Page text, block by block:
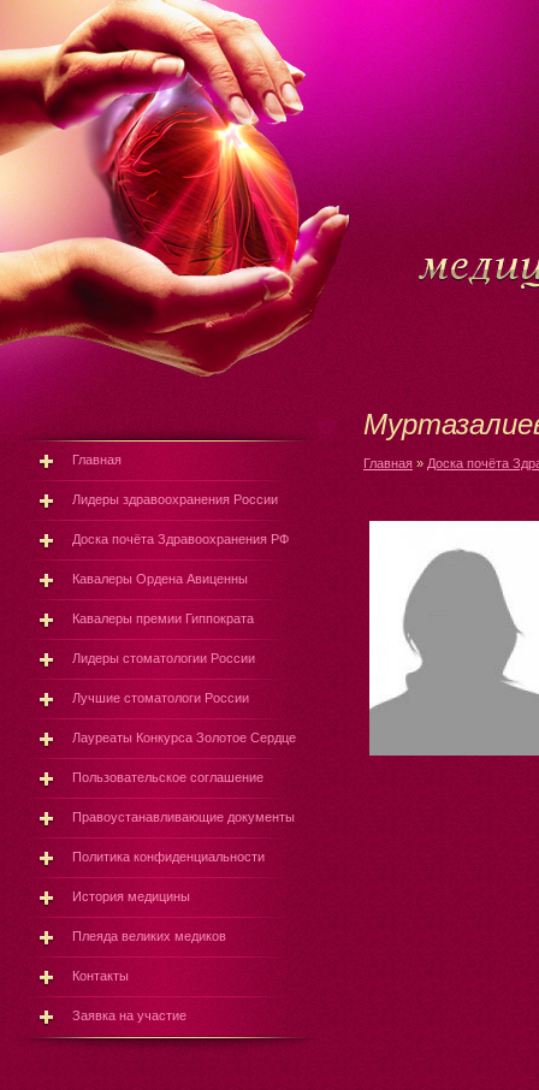
Главная » Доска почёта
Главная
Лидеры здравоохранения России
Доска почёта Здравоохранения РФ
Кавалеры Ордена Авиценны
Кавалеры премии Гиппократа
Лидеры стоматологии России
Лучшие стоматологи России
Лауреаты Конкурса Золотое Сердце
Пользовательское соглашение
Правоустанавливающие документы
Политика конфиденциальности
История медицины
Плеяда великих медиков
Контакты
Заявка на участие